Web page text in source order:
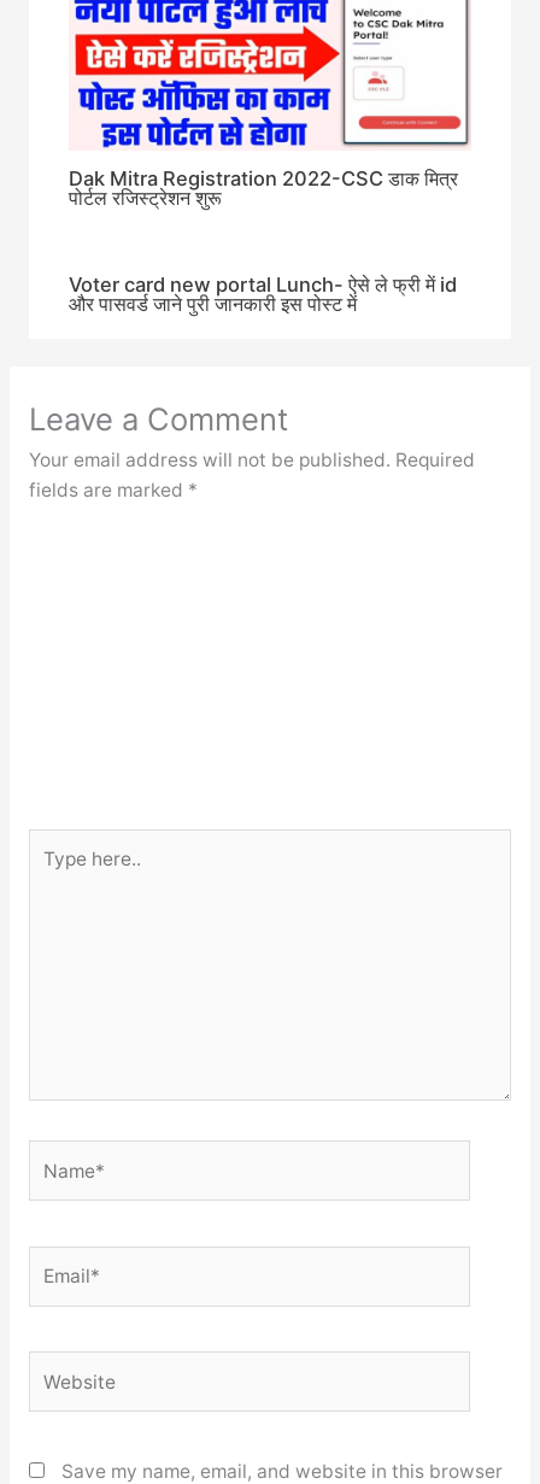
Dak Mitra Registration 2022-CSC डाक मित्र
पोर्टल रजिस्ट्रेशन शुरू
Voter card new portal Lunch- ऐसे ले फ्री में id
और पासवर्ड जाने पुरी जानकारी इस पोस्ट में
Leave a Comment
Your email address will not be published. Required
fields are marked *
here..
Save my name, email, and website in this browser